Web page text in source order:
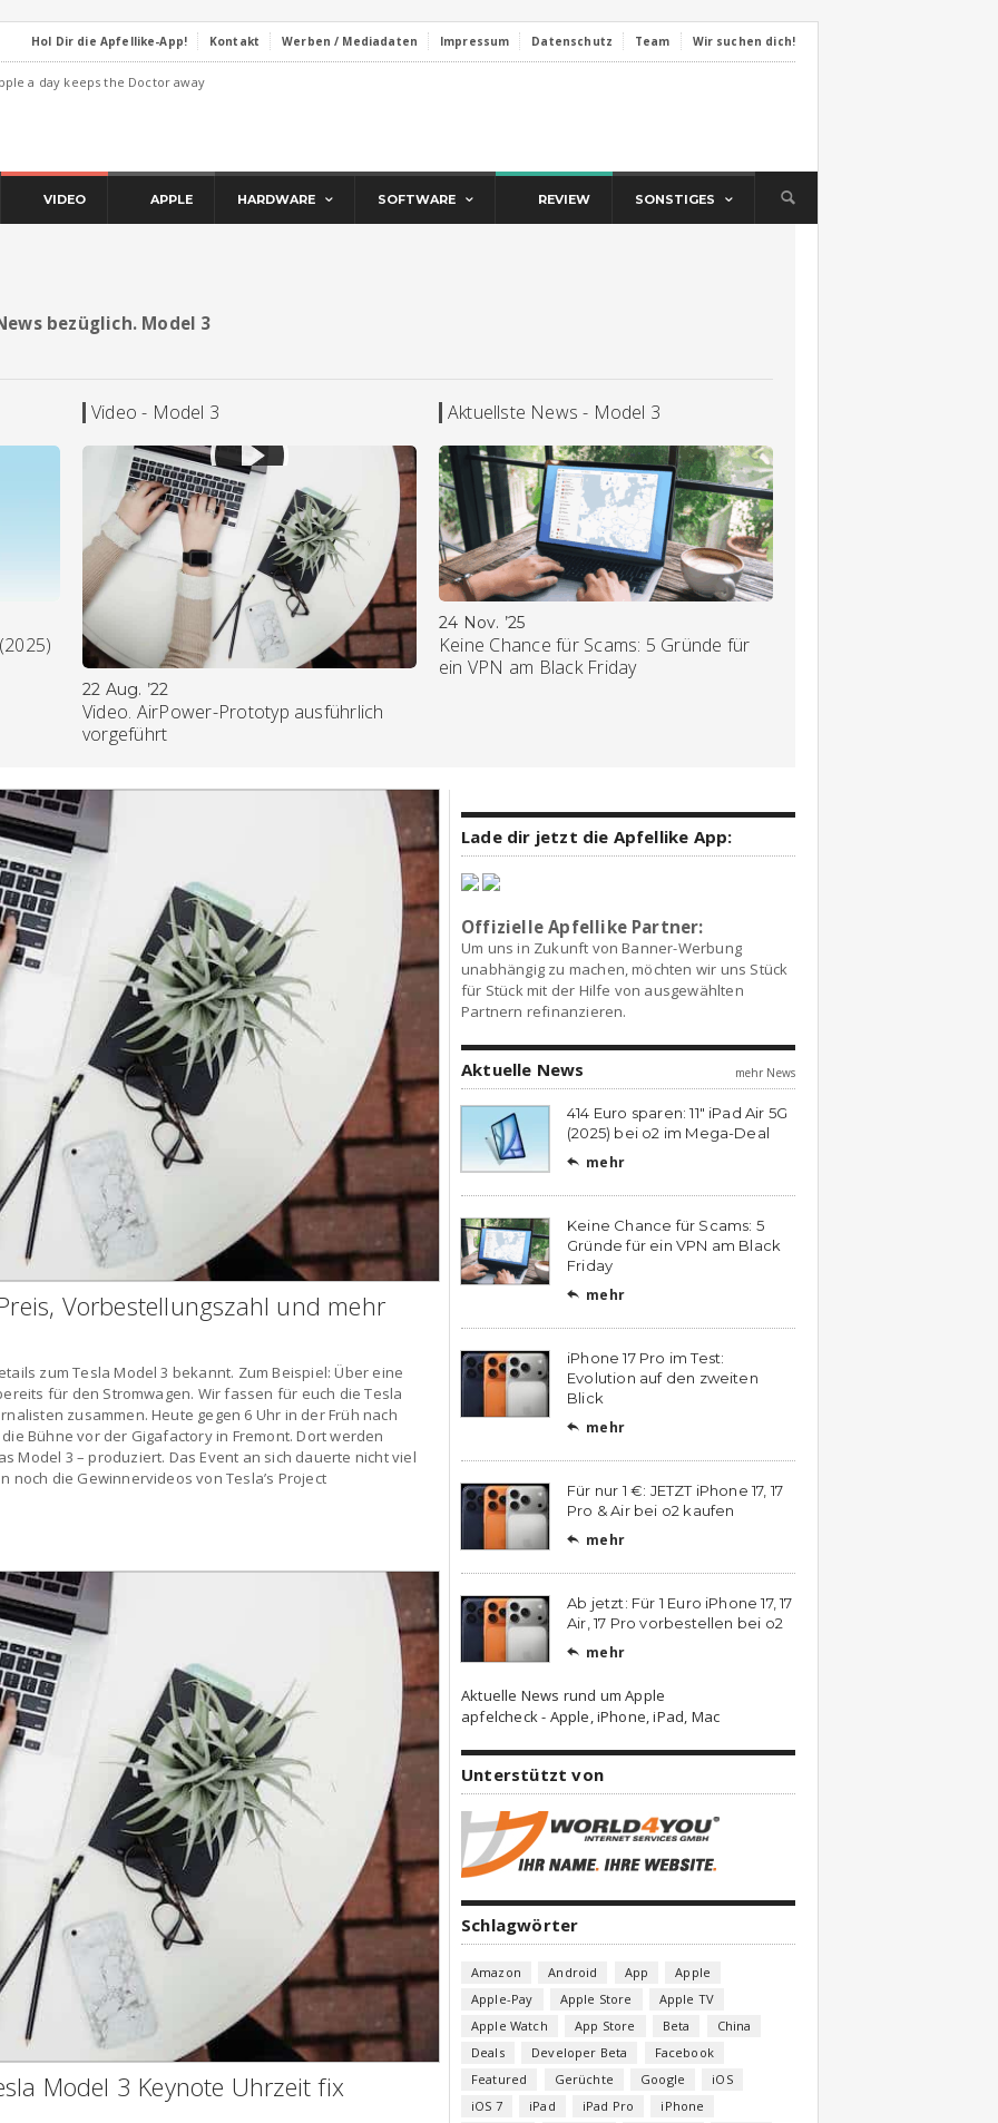
Hol Dir die Apfellike-App! Kontakt Werben / Mediadaten Impressum Datenschutz Team Wir suchen dich!
a day keeps the Doctor away
VIDEO APPLE HARDWARE SOFTWARE REVIEW SONSTIGES
bezüglich. Model 3
Video - Model 3
22 Aug. ’22
Video. AirPower-Prototyp ausführlich
vorgeführt
Aktuellste News - Model 3
24 Nov. ’25
Keine Chance für Scams: 5 Gründe für
ein VPN am Black Friday
Vorbestellungszahl und mehr
zum Tesla Model 3 bekannt. Zum Beispiel: Über eine
für den Stromwagen. Wir fassen für euch die Tesla
zusammen. Heute gegen 6 Uhr in der Früh nach
Bühne vor der Gigafactory in Fremont. Dort werden
Model 3 – produziert. Das Event an sich dauerte nicht viel
die Gewinnervideos von Tesla’s Project
Model 3 Keynote Uhrzeit fix
Lade dir jetzt die Apfellike App:
Offizielle Apfellike Partner:
Um uns in Zukunft von Banner-Werbung
unabhängig zu machen, möchten wir uns Stück
für Stück mit der Hilfe von ausgewählten
Partnern refinanzieren.
Aktuelle News mehr News
414 Euro sparen: 11″ iPad Air 5G
(2025) bei o2 im Mega-Deal
 mehr
Keine Chance für Scams: 5
Gründe für ein VPN am Black
Friday
 mehr
iPhone 17 Pro im Test:
Evolution auf den zweiten
Blick
 mehr
Für nur 1 €: JETZT iPhone 17, 17
Pro & Air bei o2 kaufen
 mehr
Ab jetzt: Für 1 Euro iPhone 17, 17
Air, 17 Pro vorbestellen bei o2
 mehr
Aktuelle News rund um Apple
apfelcheck - Apple, iPhone, iPad, Mac
Unterstützt von
Schlagwörter
Amazon Android App
Apple
Apple-Pay
Apple Store
Apple TV
Apple Watch
App Store Beta
China
Deals
Developer Beta
Facebook
Featured
Gerüchte Google
iOS
iOS 7
iPad iPad Pro
iPhone